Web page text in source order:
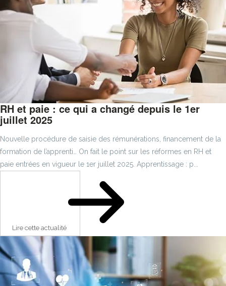
RH et paie : ce qui a changé depuis le 1er
juillet 2025
Nouvelle procédure de saisie des rémunérations, financement de la
formation de l’apprenti… On fait le point sur les réformes en RH et
paie entrées en vigueur le 1er juillet 2025. Apprentissage : p...
Lire cette actualité